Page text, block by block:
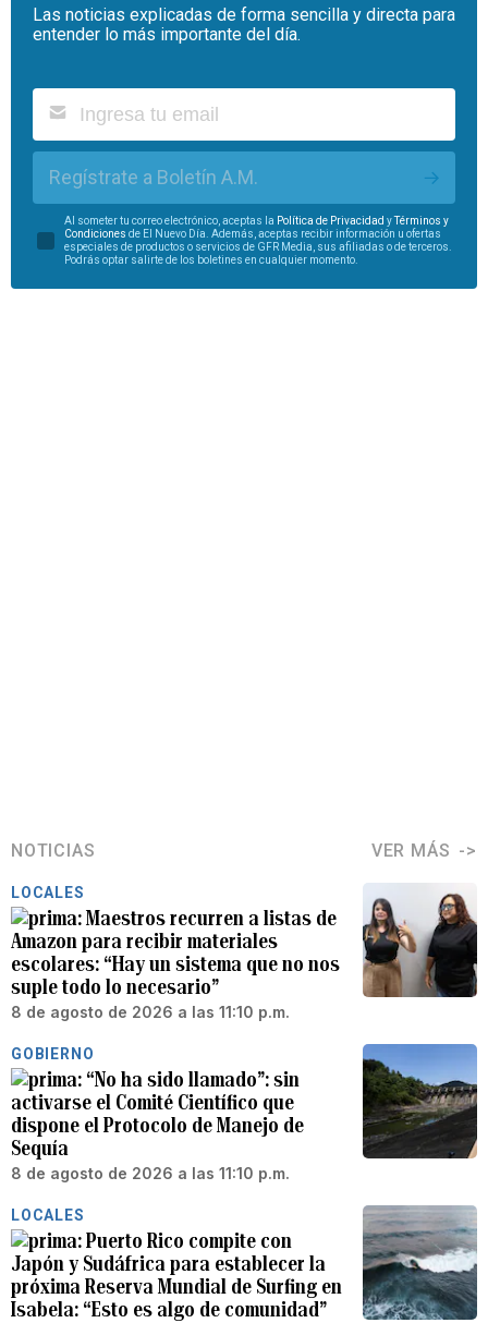
Las noticias explicadas de forma sencilla y directa para
entender lo más importante del día.
Regístrate a Boletín A.M.
Al someter tu correo electrónico, aceptas la Política de Privacidad yTérminos y
Condiciones de El Nuevo Día. Además, aceptas recibir información u ofertas
especiales de productos o servicios de GFR Media, sus afiliadas o de terceros.
Podrás optar salirte de los boletines en cualquier momento.
NOTICIAS VER MÁS
LOCALES
Maestros recurren a listas de
Amazon para recibir materiales
escolares: “Hay un sistema que no nos
suple todo lo necesario”
8 de agosto de 2026 a las 11:10 p.m.
GOBIERNO
“No ha sido llamado”: sin
activarse el Comité Científico que
dispone el Protocolo de Manejo de
Sequía
8 de agosto de 2026 a las 11:10 p.m.
LOCALES
Puerto Rico compite con
Japón y Sudáfrica para establecer la
próxima Reserva Mundial de Surfing en
Isabela: “Esto es algo de comunidad”